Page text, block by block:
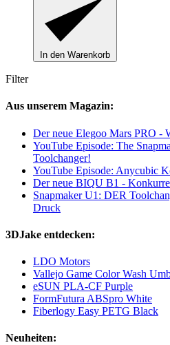
In den Warenkorb
Filter
Aus unserem Magazin:
Der neue Elegoo Mars PRO -
YouTube Episode: The
Toolchanger!
YouTube Episode: Anycubic
Der neue BIQU B1 -
Snapmaker U1: DER
Druck
3DJake entdecken:
LDO Motors
Vallejo Game Color Wash
eSUN PLA-CF Purple
FormFutura ABSpro White
Fiberlogy Easy PETG Black
Neuheiten: